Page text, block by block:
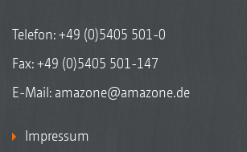
Telefon:+49 (0)5405 501-0
Fax: +49 (0)5405 501-147
E-Mail: amazone@amazone.de
Impressum